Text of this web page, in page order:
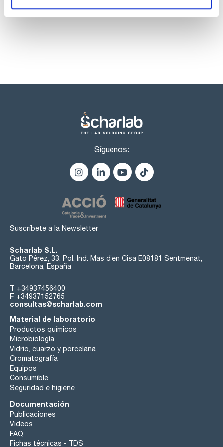
Alachlor 100ug/ml [15972-60-8]
productos marca Scharlau habitualmente en stock,
listos para una entrega inmediata.
Síguenos:
Suscríbete a la Newsletter
Scharlab S.L.
Gato Pérez, 33. Pol. Ind. Mas d’en Cisa E08181 Sentmenat,
Barcelona, España
T +34937456400
F +34937152765
consultas@scharlab.com
Material de laboratorio
Productos químicos
Microbiología
Vidrio, cuarzo y porcelana
Cromatografía
Equipos
Consumible
Seguridad e higiene
Documentación
Publicaciones
Videos
FAQ
Fichas técnicas - TDS